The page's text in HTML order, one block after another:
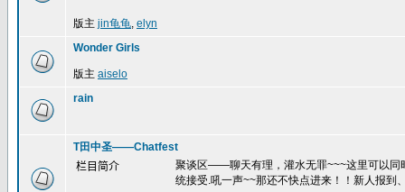
版主 jin龟龟, elyn
Wonder Girls
版主 aiselo
rain
T田中圣——Chatfest
栏目简介
聚谈区——聊天有理，灌水无罪~~~这里可以同
统接受.吼一声~~那还不快点进来！！新人报到